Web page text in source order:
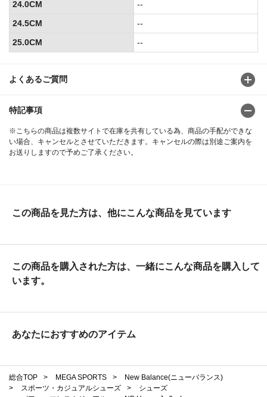
よくあるご質問
特記事項
※こちらの商品は複数サイトで在庫を共有している為、商品の手配ができな
い場合、キャンセルとさせていただきます。キャンセルの際は別途ご案内を
お送りしますので予めご了承ください。
24.0CM
--
24.5CM
--
25.0CM
--
この商品を見た方は、他にこんな商品を見ています
この商品を購入された方は、一緒にこんな商品を購入して
います。
あなたにおすすめのアイテム
総合TOP > MEGA SPORTS >
New Balance(ニューバランス)
>
スポーツ・カジュアルシューズ >
シューズ